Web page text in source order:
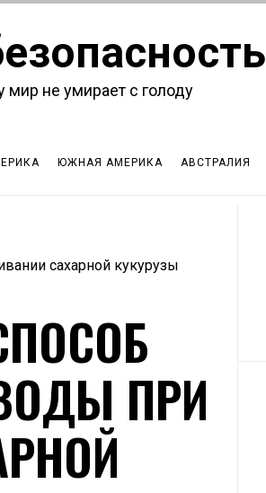
мир не умирает с голоду
ЮЖНАЯ АМЕРИКА АВСТРАЛИЯ
сахарной кукурузы
ПРИ